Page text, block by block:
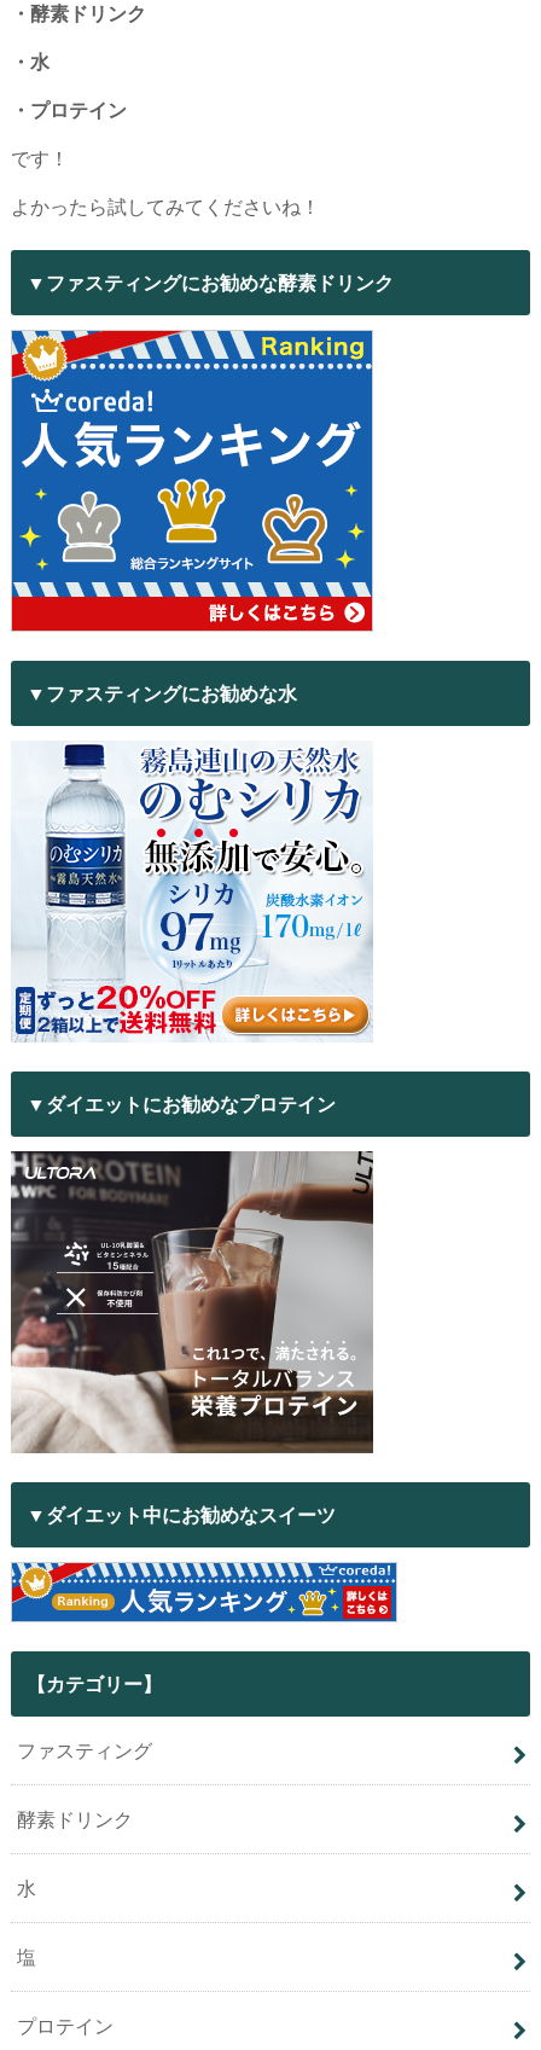
・酵素ドリンク
・水
・プロテイン
です！
よかったら試してみてくださいね！
▼ファスティングにお勧めな酵素ドリンク
▼ファスティングにお勧めな水
▼ダイエットにお勧めなプロテイン
▼ダイエット中にお勧めなスイーツ
【カテゴリー】
ファスティング
酵素ドリンク
水
塩
プロテイン